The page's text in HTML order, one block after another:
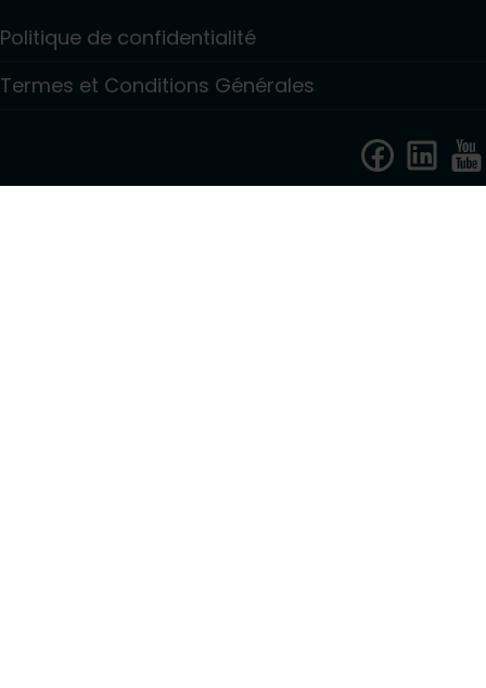
Politique de confidentialité
Termes et Conditions Générales